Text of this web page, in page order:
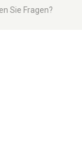
Sie Fragen?